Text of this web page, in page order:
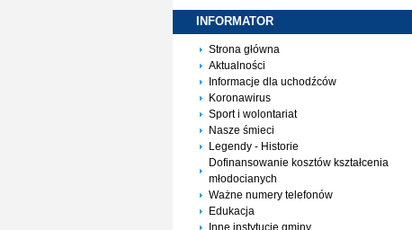
INFORMATOR
Strona główna
Aktualności
Informacje dla uchodźców
Koronawirus
Sport i wolontariat
Nasze śmieci
Legendy - Historie
Dofinansowanie kosztów kształcenia
młodocianych
Ważne numery telefonów
Edukacja
Inne instytucje gminy